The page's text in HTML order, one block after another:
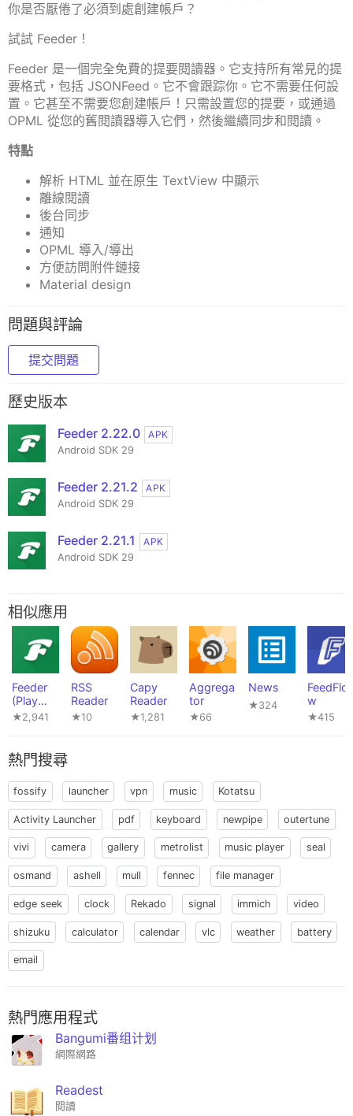
你是否厭倦了必須到處創建帳戶？
試試 Feeder！
Feeder 是一個完全免費的提要閱讀器。它支持所有常見的提
要格式，包括 JSONFeed。它不會跟踪你。它不需要任何設
置。它甚至不需要您創建帳戶！只需設置您的提要，或通過
OPML 從您的舊閱讀器導入它們，然後繼續同步和閱讀。
特點
解析 HTML 並在原生 TextView 中顯示
離線閱讀
後台同步
通知
OPML 導入/導出
方便訪問附件鏈接
Material design
問題與評論
提交問題
歷史版本
Feeder 2.22.0
APK
Android SDK 29
Feeder 2.21.2
APK
Android SDK 29
Feeder 2.21.1
APK
Android SDK 29
相似應用
Feeder
(Play
version)
★2,941
RSS
Reader
★10
Capy
Reader
★1,281
Aggrega
tor
★66
News
★324
FeedFlo
w
★415
熱門搜尋
fossify launcher vpn music Kotatsu
Activity Launcher pdf keyboard newpipe outertune
vivi camera gallery metrolist music player seal
osmand ashell mull fennec file manager
edge seek clock Rekado signal immich video
shizuku calculator calendar vlc weather battery
email
熱門應用程式
Bangumi番组计划
網際網路
Readest
閱讀